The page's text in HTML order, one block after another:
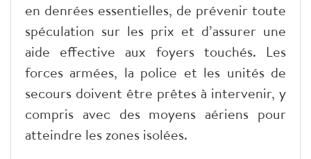
en denrées essentielles, de prévenir toute
spéculation sur les prix et d’assurer une
aide effective aux foyers touchés. Les
forces armées, la police et les unités de
secours doivent être prêtes à intervenir, y
compris avec des moyens aériens pour
atteindre les zones isolées.